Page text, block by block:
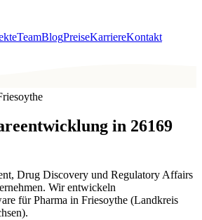
TeamBlogPreiseKarriereKontakt
in 26169
Drug Discovery und Regulatory Affairs
Wir entwickeln
für Pharma in Friesoythe (Landkreis